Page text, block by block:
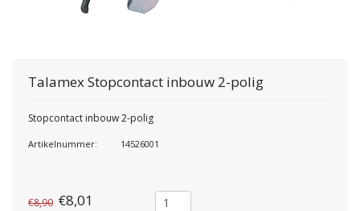
TalamexStopcontact inbouw 2-polig
Stopcontact inbouw 2-polig
Artikelnummer: 14526001
€8,90 €8,01